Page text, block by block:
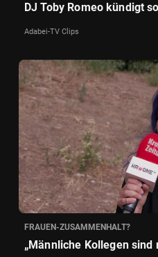
DJ Toby Romeo kündigt
Adabei-TV Clips
FRAUEN-ZUSAMMENHALT?
„Männliche Kollegen